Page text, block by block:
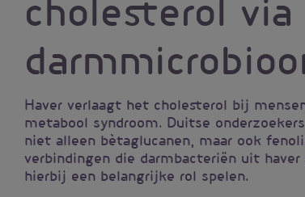
cholesterol via
Haver verlaagt het cholesterol bij
metabool syndroom. Duitse
niet alleen bètaglucanen, maar ook
verbindingen die darmbacteriën uit haver
hierbij een belangrijke rol spelen.